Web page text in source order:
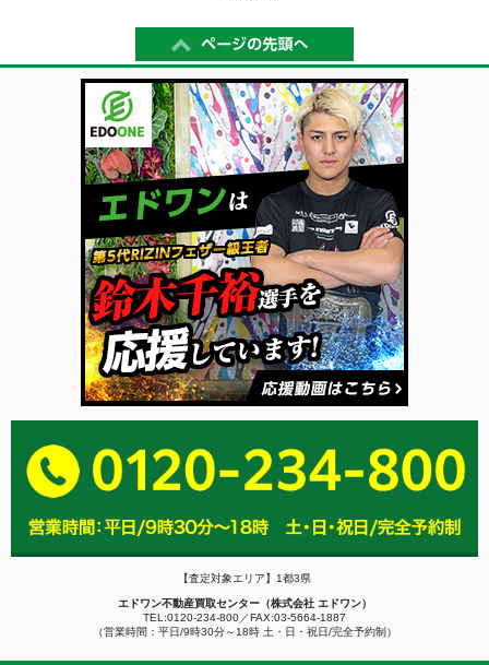
【査定対象エリア】1都3県
エドワン不動産買取センター（株式会社 エドワン）
TEL:0120-234-800／FAX:03-5664-1887
（営業時間：平日/9時30分～18時 土・日・祝日/完全予約制）